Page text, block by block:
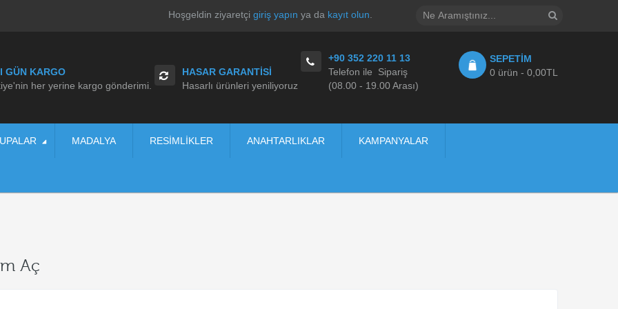
Hoşgeldin ziyaretçi giriş yapın ya da kayıt olun
GÜN KARGO
her yerine kargo gönderimi.
HASAR GARANTISI
Hasarlı ürünleri yeniliyoruz
+90 352 220 11 13
Telefon ile Sipariş
(08.00 - 19.00 Arası)
SEPETIM
0 ürün - 0,00TL
MADALYA RESIMLIKLER ANAHTARLIKLAR KAMPANYALAR
Aç